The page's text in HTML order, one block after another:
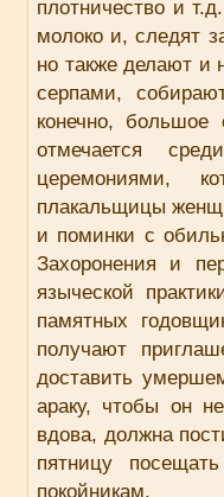
плотничество и
молоко и, следят
но также делают и
серпами,
конечно,
отмечается
церемониями,
плакальщицы
и поминки с
Захоронения и
языческой
памятных
получают
доставить
араку, чтобы он
вдова, должна
пятницу
покойникам.